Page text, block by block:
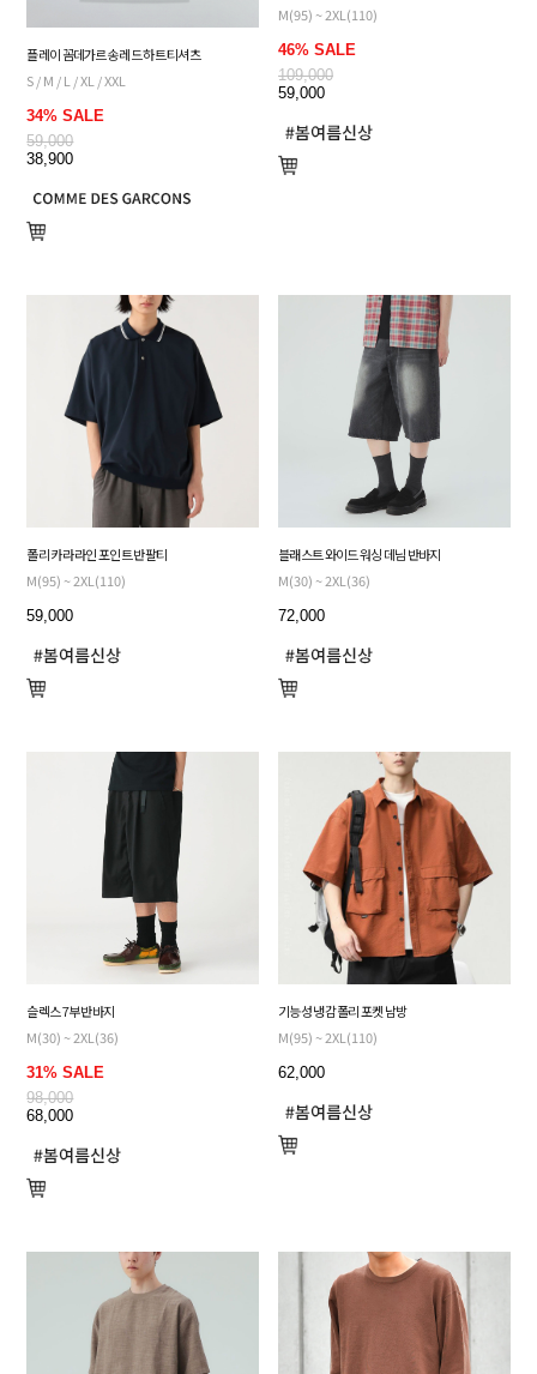
플레이 꼼데가르송 레드 하트 티셔츠
S / M / L / XL / XXL
34% SALE
59,000
38,900
M(95) ~ 2XL(110)
46% SALE
109,000
59,000
폴리 카라 라인 포인트 반팔티
M(95) ~ 2XL(110)
59,000
블래스트 와이드 워싱 데님 반바지
M(30) ~ 2XL(36)
72,000
슬렉스 7부 반바지
M(30) ~ 2XL(36)
31% SALE
98,000
68,000
기능성 냉감 폴리 포켓 남방
M(95) ~ 2XL(110)
62,000